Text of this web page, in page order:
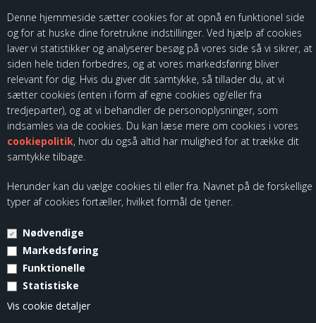
Denne hjemmeside sætter cookies for at opnå en funktionel side
og for at huske dine foretrukne indstillinger. Ved hjælp af cookies
laver vi statistikker og analyserer besøg på vores side så vi sikrer, at
siden hele tiden forbedres, og at vores markedsføring bliver
relevant for dig. Hvis du giver dit samtykke, så tillader du, at vi
sætter cookies (enten i form af egne cookies og/eller fra
tredjeparter), og at vi behandler de personoplysninger, som
indsamles via de cookies. Du kan læse mere om cookies i vores
cookiepolitik, hvor du også altid har mulighed for at trække dit
samtykke tilbage.
Herunder kan du vælge cookies til eller fra. Navnet på de forskellige
typer af cookies fortæller, hvilket formål de tjener.
Nødvendige
Markedsføring
Funktionelle
Statistiske
Vis cookie detaljer
Som importør af fødevarekontaktmaterialer, skal vi være registreret
hos Fødevarestyrelsen. Du kan finde vores kontrolrapporter ved at
følge dette link:
© Copyright 2026 - Kloch Group ApS - CVR. 45355799.